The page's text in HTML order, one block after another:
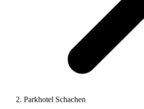
Parkhotel Schachen